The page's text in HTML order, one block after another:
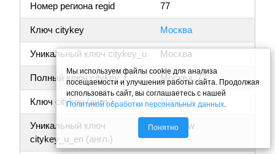
Номер региона regid
77
Ключ citykey Москва
Уникальный ключ citykey_u Москва
Полный ключ citykey_f Москва, 77
Ключ citykey (англ.) Moscow
Уникальный ключ
citykey_u_en (англ.)
Moscow
Мы используем файлы cookie для анализа
посещаемости и улучшения работы сайта. Продолжая
использовать сайт, вы соглашаетесь с нашей
Политикой обработки персональных данных.
Понятно